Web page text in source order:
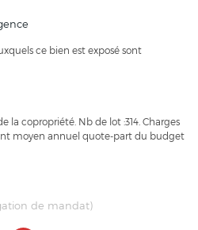
ce bien est exposé sont
la copropriété. Nb de lot :314. Charges
moyen annuel quote-part du budget
de mandat)